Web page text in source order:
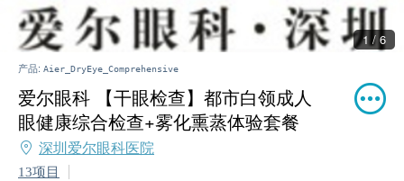
1 / 6
产品: Aier_DryEye_Comprehensive
爱尔眼科 【干眼检查】都市白领成人
眼健康综合检查+雾化熏蒸体验套餐
深圳爱尔眼科医院
13项目